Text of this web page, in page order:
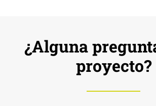
¿Alguna
proyecto?